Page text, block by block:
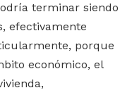
terminar siendo
efectivamente
porque
económico, el